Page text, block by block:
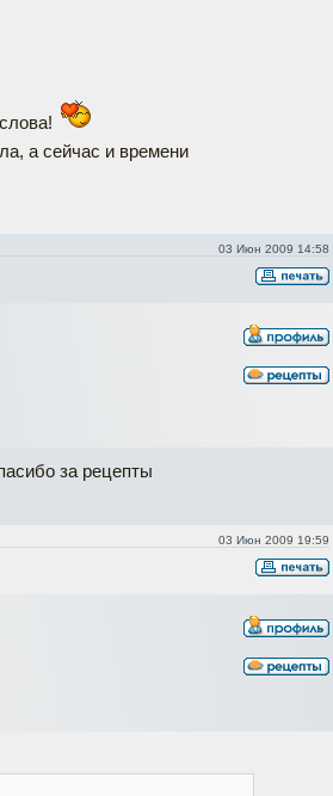
а сейчас и времени
03 Июн 2009 14:58
за рецепты
03 Июн 2009 19:59